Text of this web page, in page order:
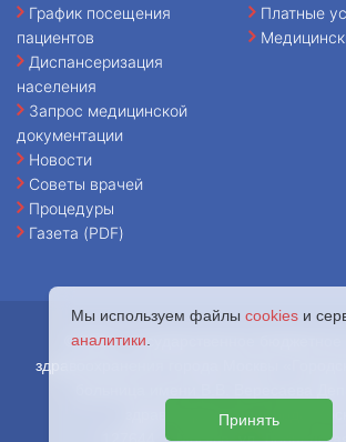
График посещения
пациентов
Диспансеризация
населения
Запрос медицинской
документации
Новости
Советы врачей
Процедуры
Газета (PDF)
Платные
© 2026 - Государственное бюджетное
здравоохранения города Москвы
здравоохранения города
Мы используем файлы cookies и
аналитики
Принять